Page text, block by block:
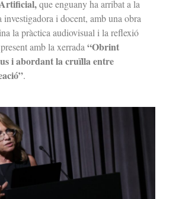
que enguany ha arribat a la
investigadora i docent, amb una obra
la pràctica audiovisual i la reflexió
amb la xerrada“Obrint
i abordant la cruïlla entre
.